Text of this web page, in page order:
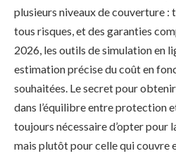
plusieurs niveaux de couverture :
tous risques, et des garanties
2026, les outils de simulation en
estimation précise du coût en
souhaitées. Le secret pour
dans l’équilibre entre protection
toujours nécessaire d’opter pour
mais plutôt pour celle qui couvre